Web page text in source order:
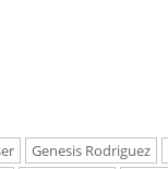
Genesis Rodriguez